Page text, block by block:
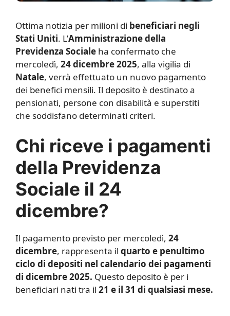
Ottima notizia per milioni di beneficiari negli
Stati Uniti. L’Amministrazione della
Previdenza Sociale ha confermato che
mercoledì, 24 dicembre 2025, alla vigilia di
Natale, verrà effettuato un nuovo pagamento
dei benefici mensili. Il deposito è destinato a
pensionati, persone con disabilità e superstiti
che soddisfano determinati criteri.
Chi riceve i pagamenti
della Previdenza
Sociale il 24
dicembre?
Il pagamento previsto per mercoledì, 24
dicembre, rappresenta il quarto e penultimo
ciclo di depositi nel calendario dei pagamenti
di dicembre 2025. Questo deposito è per i
beneficiari nati tra il 21 e il 31 di qualsiasi mese.